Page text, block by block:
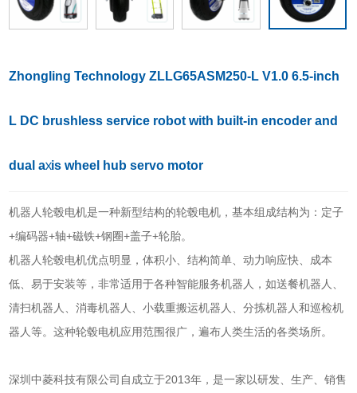
Zhongling Technology ZLLG65ASM250-L V1.0 6.5-inch
L DC brushless service robot with built-in encoder and
dual axis wheel hub servo motor
机器人轮毂电机是一种新型结构的轮毂电机，基本组成结构为：定子
+编码器+轴+磁铁+钢圈+盖子+轮胎。
机器人轮毂电机优点明显，体积小、结构简单、动力响应快、成本
低、易于安装等，非常适用于各种智能服务机器人，如送餐机器人、
清扫机器人、消毒机器人、小载重搬运机器人、分拣机器人和巡检机
器人等。这种轮毂电机应用范围很广，遍布人类生活的各类场所。
深圳中菱科技有限公司自成立于2013年，是一家以研发、生产、销售